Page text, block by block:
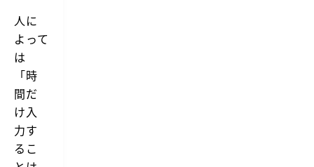
人に
よって
は
「時
間だ
け入
力す
るこ